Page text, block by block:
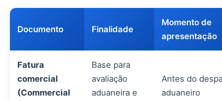
Documento Finalidade
Momento de
apresentação
Fatura
comercial
(Commercial
Base para
avaliação
aduaneira e
Antes do
aduaneiro